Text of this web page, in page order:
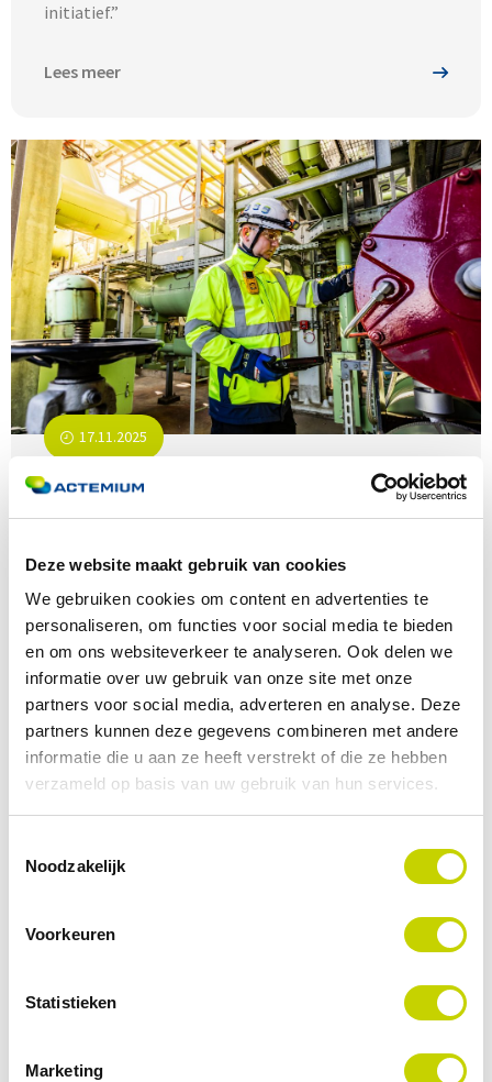
Deze website maakt gebruik van cookies
We gebruiken cookies om content en advertenties te
personaliseren, om functies voor social media te bieden
en om ons websiteverkeer te analyseren. Ook delen we
informatie over uw gebruik van onze site met onze
partners voor social media, adverteren en analyse. Deze
partners kunnen deze gegevens combineren met andere
informatie die u aan ze heeft verstrekt of die ze hebben
verzameld op basis van uw gebruik van hun services.
Noodzakelijk
Voorkeuren
Statistieken
Marketing
initiatief.”
Lees meer
17.11.2025
onder druk staat
CHEMIE
OLIE & GAS
Lees waarom uitstel van maintenance niet alleen
risicovol is, maar ook wat het kost, met een concreet
rekenvoorbeeld uit de praktijk. Zo onderbouw je als
maintenance manager het belang van preventief en
voorspellend onderhoud met cijfers.
Lees meer